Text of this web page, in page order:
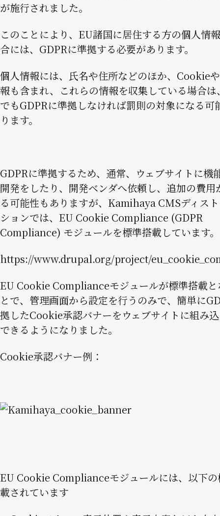
が施行されました。
このことにより、EU諸国に居住する方の個人情
合には、GDPRに準拠する必要があります。
個人情報には、氏名や住所などのほか、Cookie
報も含まれ、これらの情報を収集している場合は
でもGDPRに準拠しなければ罰則の対象になる可
ります。
GDPRに準拠するため、通常、ウェブサイトに機
開発をしたり、開発ベンダへ依頼し、追加の費用
る可能性もありますが、Kamihaya CMSディス
ションでは、EU Cookie Compliance (GDPR
Compliance) モジュールを標準搭載しています。
https://www.drupal.org/project/
EU Cookie Complianceモジュールが標準搭載と
とで、管理画面から設定を行うのみで、簡単に
拠したCookie承認バナーをウェブサイトに組み
できるようになりました。
Cookie承認バナー例：
Image
EU Cookie Complianceモジュールには、以下の
載されています